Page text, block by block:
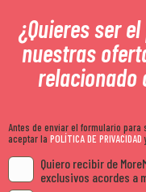
¿Quieres ser
nuestras
relacionado
Antes de enviar el formulario para
aceptar la POLÍTICA DE PRIVACIDAD
Quiero recibir de
exclusivos acordes a